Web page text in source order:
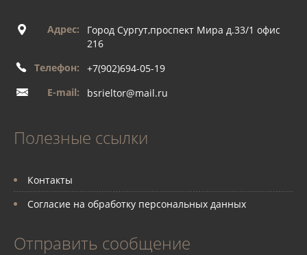
Адрес:
Город Сургут,проспект Мира д.33/1 офис
216
Телефон:
+7(902)694-05-19
E-mail:
bsrieltor@mail.ru
Полезные ссылки
Контакты
Согласие на обработку персональных данных
Отправить сообщение